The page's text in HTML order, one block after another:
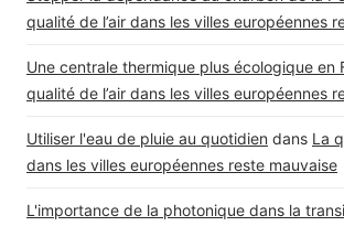
qualité de l’air dans les villes européennes
Une centrale thermique plus écologique en
qualité de l’air dans les villes européennes
Utiliser l'eau de pluie au quotidien dans La
dans les villes européennes reste mauvaise
L'importance de la photonique dans la